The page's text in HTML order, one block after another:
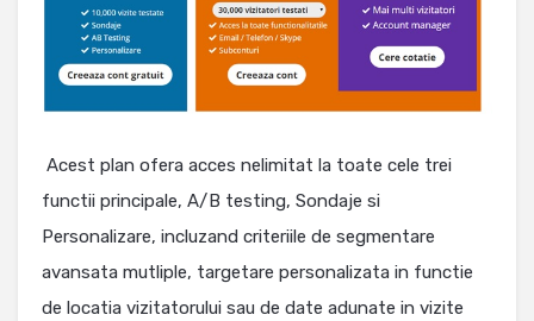
Acest plan ofera acces nelimitat la toate cele trei
functii principale, A/B testing, Sondaje si
Personalizare, incluzand criteriile de segmentare
avansata mutliple, targetare personalizata in functie
de locatia vizitatorului sau de date adunate in vizite